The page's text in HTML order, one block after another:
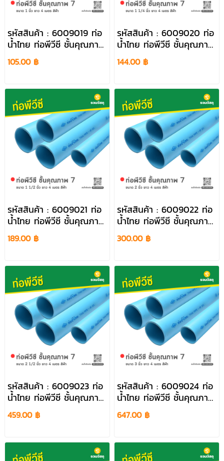
รหัสสินค้า : 6009019 ท่อ
น้ำไทย ท่อพีวีซี ชั้นคุณภาพ
7 ขนาด 1 นิ้ว ยาว 4 เมตร
สีฟ้า
105.00 ฿
รหัสสินค้า : 6009020 ท่อ
น้ำไทย ท่อพีวีซี ชั้นคุณภาพ
7 ขนาด 1 1/4 นิ้ว ยาว 4
เมตร สีฟ้า
144.00 ฿
รหัสสินค้า : 6009021 ท่อ
น้ำไทย ท่อพีวีซี ชั้นคุณภาพ
7 ขนาด 1 1/2 นิ้ว ยาว 4
เมตร สีฟ้า
189.00 ฿
รหัสสินค้า : 6009022 ท่อ
น้ำไทย ท่อพีวีซี ชั้นคุณภาพ
7 ขนาด 2 นิ้ว ยาว 4 เมตร
สีฟ้า
300.00 ฿
รหัสสินค้า : 6009023 ท่อ
น้ำไทย ท่อพีวีซี ชั้นคุณภาพ
7 ขนาด 2 1/2 นิ้ว ยาว 4
เมตร สีฟ้า
459.00 ฿
รหัสสินค้า : 6009024 ท่อ
น้ำไทย ท่อพีวีซี ชั้นคุณภาพ
7 ขนาด 3 นิ้ว ยาว 4 เมตร
สีฟ้า
647.00 ฿